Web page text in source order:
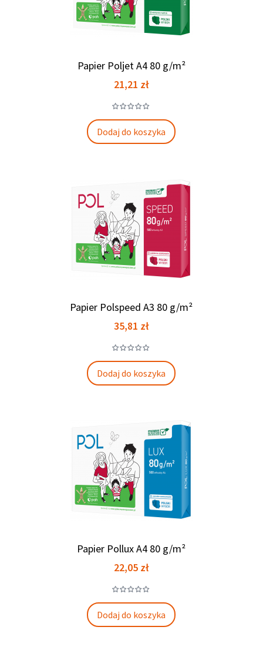
Papier Poljet A4 80 g/m²
Cena
21,21 zł
Dodaj do koszyka
Papier Polspeed A3 80 g/m²
Cena
35,81 zł
Dodaj do koszyka
Papier Pollux A4 80 g/m²
Cena
22,05 zł
Dodaj do koszyka